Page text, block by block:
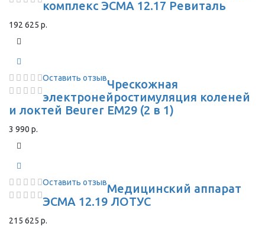
комплекс ЭСМА 12.17 Ревиталь
192 625 р.
Оставить отзывЧрескожная
электронейростимуляция коленей
и локтей Beurer EM29 (2 в 1)
3 990 р.
Оставить отзывМедицинский аппарат
ЭСМА 12.19 ЛОТУС
215 625 р.